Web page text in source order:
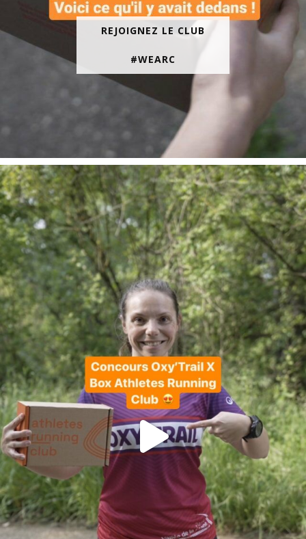
REJOIGNEZ LE CLUB
#WEARC
En juin, on te motive à courir encore